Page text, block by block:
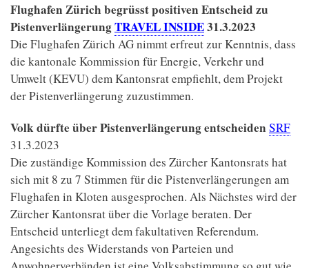
Flughafen Zürich begrüsst positiven Entscheid zu
PistenverlängerungTRAVEL INSIDE31.3.2023
Die Flughafen Zürich AG nimmt erfreut zur Kenntnis, dass
die kantonale Kommission für Energie, Verkehr und
Umwelt (KEVU) dem Kantonsrat empfiehlt, dem Projekt
der Pistenverlängerung zuzustimmen.
Volk dürfte über Pistenverlängerung entscheiden SRF
31.3.2023
Die zuständige Kommission des Zürcher Kantonsrats hat
sich mit 8 zu 7 Stimmen für die Pistenverlängerungen am
Flughafen in Kloten ausgesprochen. Als Nächstes wird der
Zürcher Kantonsrat über die Vorlage beraten. Der
Entscheid unterliegt dem fakultativen Referendum.
Angesichts des Widerstands von Parteien und